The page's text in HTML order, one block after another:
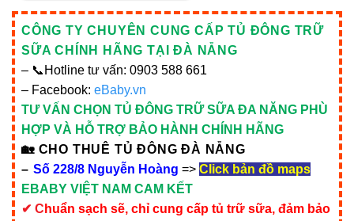
CÔNG TY CHUYÊN CUNG CẤP TỦ ĐÔNG TRỮ
SỮA CHÍNH HÃNG TẠI ĐÀ NẴNG
– 📞Hotline tư vấn: 0903 588 661
– Facebook: eBaby.vn
TƯ VẤN CHỌN TỦ ĐÔNG TRỮ SỮA ĐA NĂNG PHÙ
HỢP VÀ HỖ TRỢ BẢO HÀNH CHÍNH HÃNG
🏡 CHO THUÊ TỦ ĐÔNG ĐÀ NẴNG
– Số 228/8 Nguyễn Hoàng => Click bản đồ maps
EBABY VIỆT NAM CAM KẾT
✔ C huẩn sạch sẽ, chỉ cung cấp tủ trữ sữa, đảm bảo